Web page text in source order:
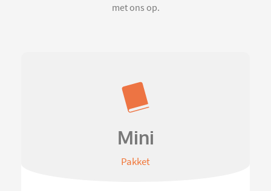
met ons op.
Mini
Pakket